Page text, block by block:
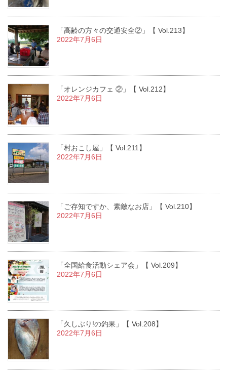
「高齢の方々の交通安全②」【 Vol.213】
2022年7月6日
「オレンジカフェ ②」【 Vol.212】
2022年7月6日
「村おこし屋」【 Vol.211】
2022年7月6日
「ご存知ですか、素敵なお店」【 Vol.210】
2022年7月6日
「全国給食活動シェア会」【 Vol.209】
2022年7月6日
「久しぶり!の釣果」【 Vol.208】
2022年7月6日